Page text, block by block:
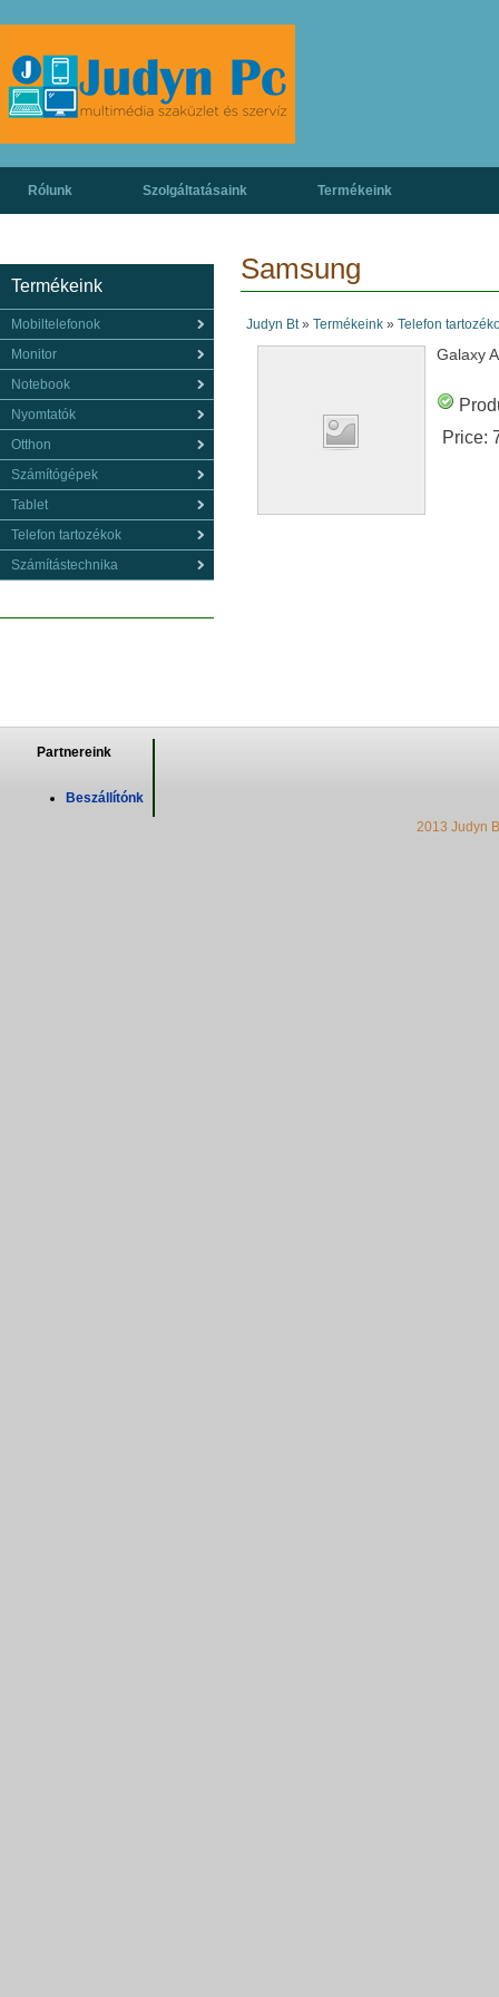
Rólunk Szolgáltatásaink Termékeink
Samsung
Judyn Bt» Termékeink» Telefon
Galaxy
Price:
Termékeink
Mobiltelefonok
Monitor
Notebook
Nyomtatók
Otthon
Számítógépek
Tablet
Telefon tartozékok
Számítástechnika
Partnereink
Beszállítónk
2013 Judyn